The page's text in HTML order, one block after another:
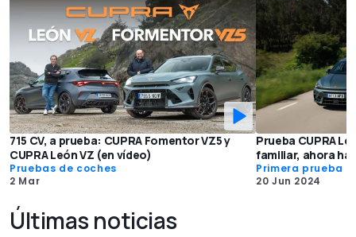
715 CV, a prueba: CUPRA Fomentor VZ5 y
CUPRA León VZ (en vídeo)
Pruebas de coches
2 Mar
Prueba CUPRA
familiar, ahora
Primera prueba
20 Jun 2024
Últimas noticias